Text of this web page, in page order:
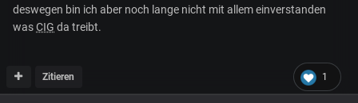
deswegen bin ich aber noch lange nicht mit allem einverstanden
wasCIG da treibt.
1
Zitieren